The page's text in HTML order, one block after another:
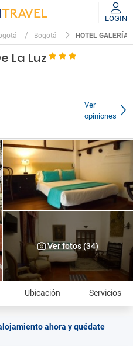
LOGIN
Bogotá HOTEL GALERÍA
La Luz
Ver
opiniones
Ver fotos (34)
Ubicación Servicios
ahora y quédate